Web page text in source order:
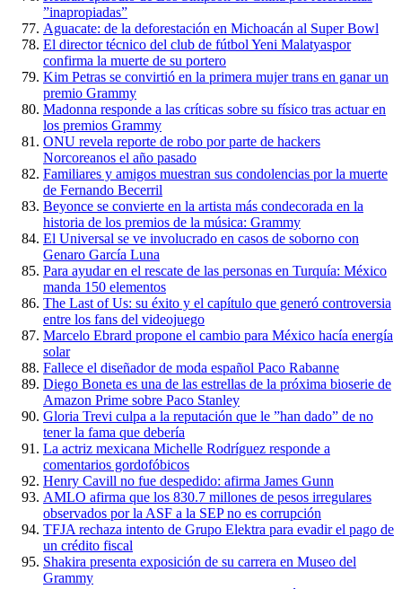
”inapropiadas”
Aguacate: de la deforestación en Michoacán al Super Bowl
El director técnico del club de fútbol Yeni Malatyaspor
confirma la muerte de su portero
Kim Petras se convirtió en la primera mujer trans en ganar un
premio Grammy
Madonna responde a las críticas sobre su físico tras actuar en
los premios Grammy
ONU revela reporte de robo por parte de hackers
Norcoreanos el año pasado
Familiares y amigos muestran sus condolencias por la muerte
de Fernando Becerril
Beyonce se convierte en la artista más condecorada en la
historia de los premios de la música: Grammy
El Universal se ve involucrado en casos de soborno con
Genaro García Luna
Para ayudar en el rescate de las personas en Turquía: México
manda 150 elementos
The Last of Us: su éxito y el capítulo que generó controversia
entre los fans del videojuego
Marcelo Ebrard propone el cambio para México hacía energía
solar
Fallece el diseñador de moda español Paco Rabanne
Diego Boneta es una de las estrellas de la próxima bioserie de
Amazon Prime sobre Paco Stanley
Gloria Trevi culpa a la reputación que le ”han dado” de no
tener la fama que debería
La actriz mexicana Michelle Rodríguez responde a
comentarios gordofóbicos
Henry Cavill no fue despedido: afirma James Gunn
AMLO afirma que los 830.7 millones de pesos irregulares
observados por la ASF a la SEP no es corrupción
TFJA rechaza intento de Grupo Elektra para evadir el pago de
un crédito fiscal
Shakira presenta exposición de su carrera en Museo del
Grammy